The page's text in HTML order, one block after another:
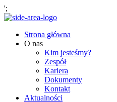
';
Strona główna
O nas
Kim jesteśmy?
Zespół
Kariera
Dokumenty
Kontakt
Aktualności